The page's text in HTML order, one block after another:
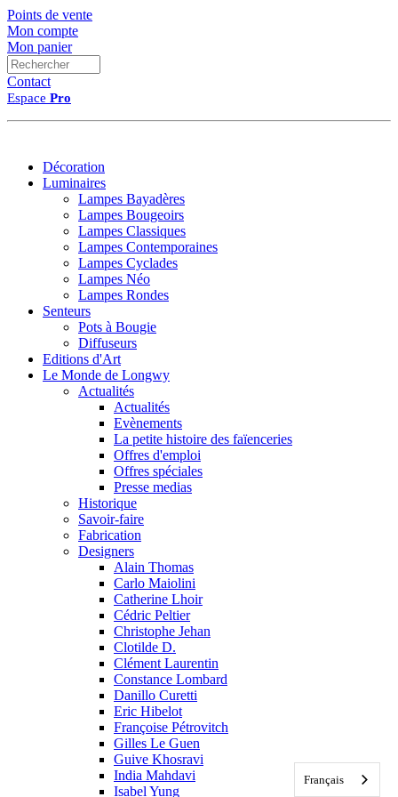
Points de vente
Mon compte
Mon panier
Contact
Espace Pro
Décoration
Luminaires
Lampes Bayadères
Lampes Bougeoirs
Lampes Classiques
Lampes Contemporaines
Lampes Cyclades
Lampes Néo
Lampes Rondes
Senteurs
Pots à Bougie
Diffuseurs
Editions d'Art
Le Monde de Longwy
Actualités
Actualités
Evènements
La petite histoire des faïenceries
Offres d'emploi
Offres spéciales
Presse medias
Historique
Savoir-faire
Fabrication
Designers
Alain Thomas
Carlo Maiolini
Catherine Lhoir
Cédric Peltier
Christophe Jehan
Clotilde D.
Clément Laurentin
Constance Lombard
Danillo Curetti
Eric Hibelot
Françoise Pétrovitch
Gilles Le Guen
Guive Khosravi
India Mahdavi
Isabel Yung
Français